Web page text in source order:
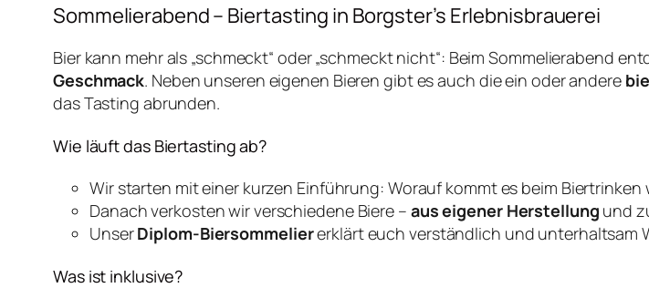
Sommelierabend – Biertasting in Borgster’s Erlebnisbrauerei
Bier kann mehr als „schmeckt“ oder „schmeckt nicht“: Beim Sommelierabend
Geschmack. Neben unseren eigenen Bieren gibt es auch die ein oder andere
das Tasting abrunden.
Wie läuft das Biertasting ab?
Wir starten mit einer kurzen Einführung: Worauf kommt es beim Biertrinken
Danach verkosten wir verschiedene Biere – aus eigener Herstellung und
UnserDiplom-Biersommeliererklärt euch verständlich und unterhaltsam
Was ist inklusive?